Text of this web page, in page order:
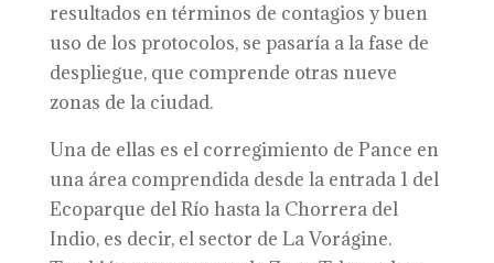
resultados en términos de contagios y buen
uso de los protocolos, se pasaría a la fase de
despliegue, que comprende otras nueve
zonas de la ciudad.
Una de ellas es el corregimiento de Pance en
una área comprendida desde la entrada 1 del
Ecoparque del Río hasta la Chorrera del
Indio, es decir, el sector de La Vorágine.